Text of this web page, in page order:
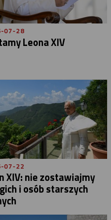
07-28
Leona XIV
07-22
XIV: nie zostawiajmy
i osób starszych